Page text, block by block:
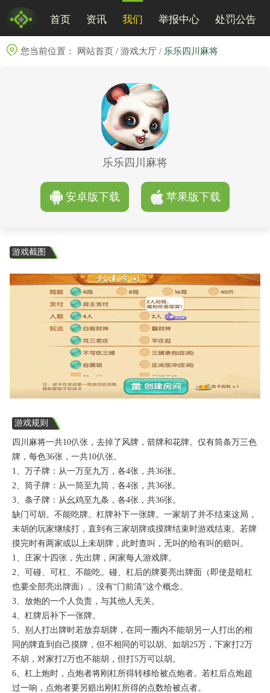
首页 资讯 我们 举报中心 处罚公告
您当前位置： 网站首页 / 游戏大厅 / 乐乐四川麻将
乐乐四川麻将
安卓版下载 苹果版下载
游戏截图
游戏规则
四川麻将一共10仈张，去掉了风牌，箭牌和花牌。仅有筒条万三色
牌，每色36张，一共10仈张。
1、万子牌：从一万至九万，各4张，共36张。
2、筒子牌：从一筒至九筒，各4张，共36张。
3、条子牌：从幺鸡至九条，各4张，共36张。
缺门可胡。不能吃牌。杠牌补下一张牌。一家胡了并不结束这局，
未胡的玩家继续打，直到有三家胡牌或摸牌结束时游戏结束。若牌
摸完时有两家或以上未胡牌，此时查叫，无叫的给有叫的赔叫。
1、庄家十四张，先出牌，闲家每人游戏牌。
2、可碰、可杠、不能吃。碰、杠后的牌要亮出牌面（即使是暗杠
也要全部亮出牌面）。没有“门前清”这个概念。
3、放炮的一个人负责，与其他人无关。
4、杠牌后补下一张牌。
5、别人打出牌时若放弃胡牌，在同一圈内不能胡另一人打出的相
同的牌直到自己摸牌，但不相同的可以胡。如胡25万，下家打2万
不胡，对家打2万也不能胡，但打5万可以胡。
6、杠上炮时，点炮者将刚杠所得转移给被点炮者。若杠后点炮超
过一响，点炮者要另赔出刚杠所得的点数给被点者。